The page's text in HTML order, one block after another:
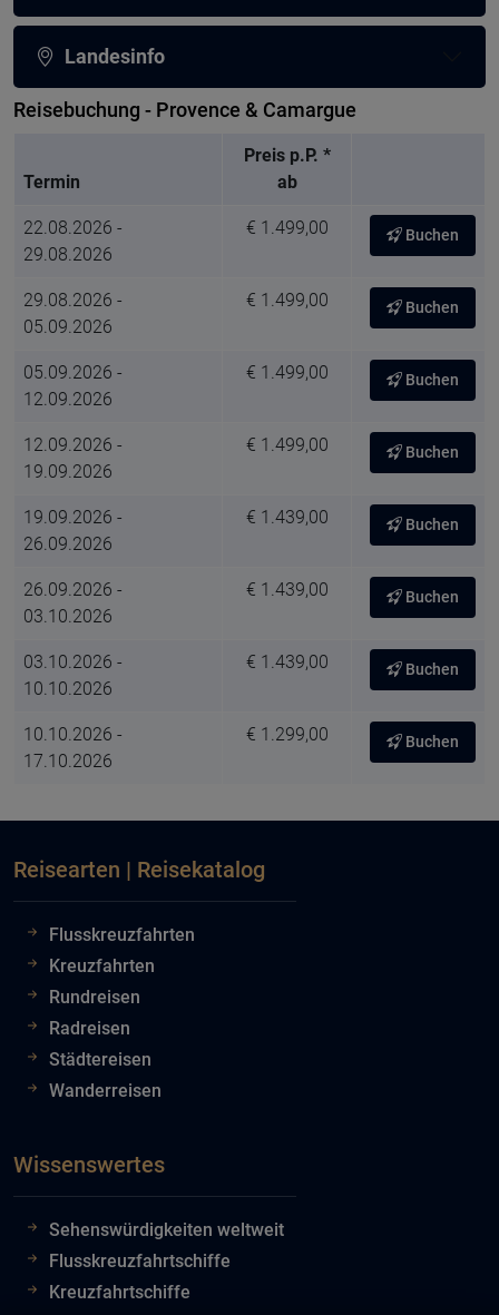
Landesinfo
Reisebuchung - Provence & Camargue
Termin
Preis p.P. *
ab
22.08.2026 -
29.08.2026
€ 1.499,00 Buchen
29.08.2026 -
05.09.2026
€ 1.499,00 Buchen
05.09.2026 -
12.09.2026
€ 1.499,00 Buchen
12.09.2026 -
19.09.2026
€ 1.499,00 Buchen
19.09.2026 -
26.09.2026
€ 1.439,00 Buchen
26.09.2026 -
03.10.2026
€ 1.439,00 Buchen
03.10.2026 -
10.10.2026
€ 1.439,00 Buchen
10.10.2026 -
17.10.2026
€ 1.299,00 Buchen
Reisearten | Reisekatalog
Flusskreuzfahrten
Kreuzfahrten
Rundreisen
Radreisen
Städtereisen
Wanderreisen
Wissenswertes
Sehenswürdigkeiten weltweit
Flusskreuzfahrtschiffe
Kreuzfahrtschiffe